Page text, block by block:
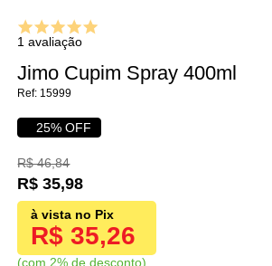
1 avaliação
Jimo Cupim Spray 400ml
15999
25% OFF
R$ 35,26
com 2% de desconto
R$ 46,84
R$ 35,98